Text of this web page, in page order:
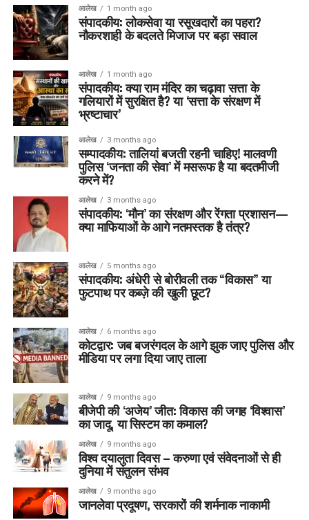
आलेख 1 month ago
संपादकीय: लोकसेवा या रसूखदारों का पहरा?
नौकरशाही के बदलते मिजाज पर बड़ा सवाल
आलेख 1 month ago
संपादकीय: क्या राम मंदिर का चढ़ावा सत्ता के
गलियारों में सुरक्षित है? या ‘सत्ता के संरक्षण में
भ्रष्टाचार’
आलेख 3 months ago
सम्पादकीय: तालियां बजती रहनी चाहिए! मालवणी
पुलिस ‘जनता की सेवा’ में मसरूफ है या बदतमीजी
करने में?
आलेख 3 months ago
संपादकीय: ‘मौन’ का संरक्षण और रेंगता प्रशासन—
क्या माफियाओं के आगे नतमस्तक है तंत्र?
आलेख 5 months ago
संपादकीय: अंधेरी से बोरीवली तक “विकास” या
फुटपाथ पर कब्ज़े की खुली छूट?
आलेख 6 months ago
कोटद्वार: जब बजरंगदल के आगे झुक जाए पुलिस और
मीडिया पर लगा दिया जाए ताला
आलेख 9 months ago
बीजेपी की ‘अजेय’ जीत: विकास की जगह ‘विश्वास’
का जादू, या सिस्टम का कमाल?
आलेख 9 months ago
विश्व दयालुता दिवस – करुणा एवं संवेदनाओं से ही
दुनिया में संतुलन संभव
आलेख 9 months ago
जानलेवा प्रदूषण, सरकारों की शर्मनाक नाकामी